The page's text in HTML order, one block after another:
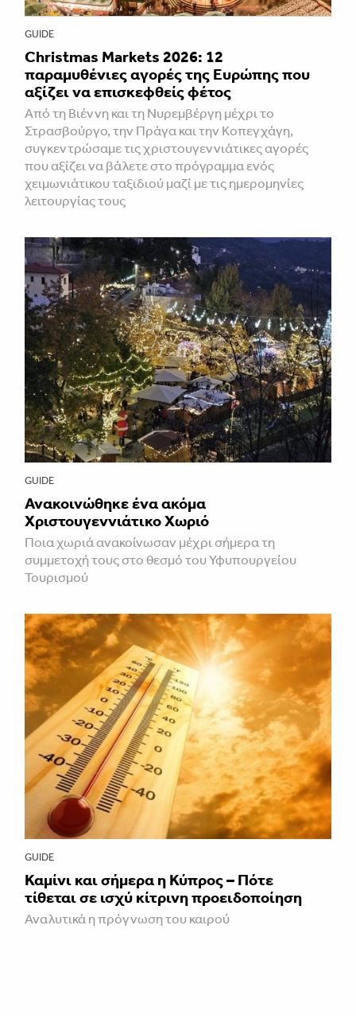
GUIDE
Christmas Markets 2026: 12
παραμυθένιες αγορές της Ευρώπης που
αξίζει να επισκεφθείς φέτος
Από τη Βιέννη και τη Νυρεμβέργη μέχρι το
Στρασβούργο, την Πράγα και την Κοπεγχάγη,
συγκεντρώσαμε τις χριστουγεννιάτικες αγορές
που αξίζει να βάλετε στο πρόγραμμα ενός
χειμωνιάτικου ταξιδιού μαζί με τις ημερομηνίες
λειτουργίας τους
GUIDE
Ανακοινώθηκε ένα ακόμα
Χριστουγεννιάτικο Χωριό
Ποια χωριά ανακοίνωσαν μέχρι σήμερα τη
συμμετοχή τους στο θεσμό του Υφυπουργείου
Τουρισμού
GUIDE
Καμίνι και σήμερα η Κύπρος – Πότε
τίθεται σε ισχύ κίτρινη προειδοποίηση
Αναλυτικά η πρόγνωση του καιρού